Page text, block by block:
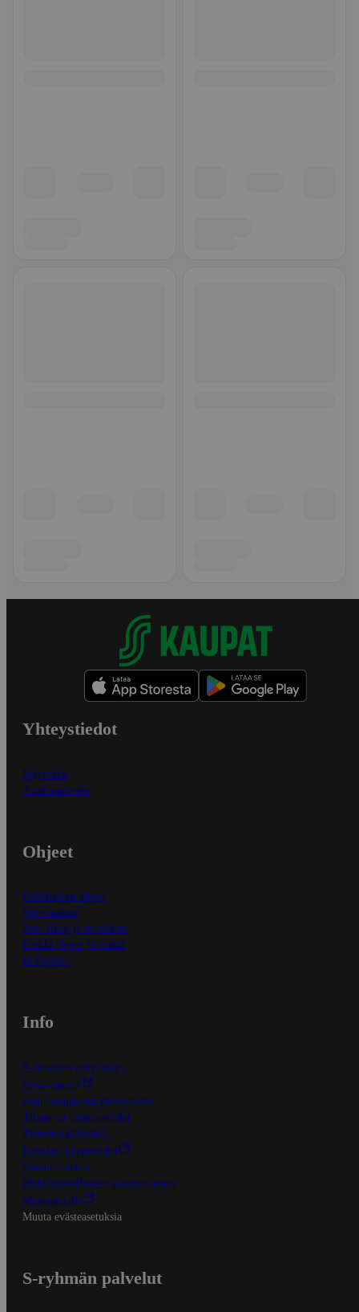
Yhteystiedot
Myymälät
Asiakaspalvelu
Ohjeet
Ensitilaajan ohjeet
Näin maksat
Näin tilaat ja muokkaat
Kaikki ohjeet ja vinkit
In English
Info
S-Business yrityksille
Oiva-raportit
Osuuskauppojen yhteystiedot
Tilaus- ja toimitusehdot
Tietosuojakäytäntö
Palvelun käyttöehdot
Saavutettavuus
Mobiilisovelluksen saavutettavuus
Mainostajalle
Muuta evästeasetuksia
S-ryhmän palvelut